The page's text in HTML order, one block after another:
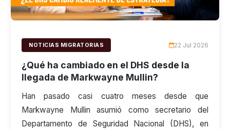
NOTICIAS MIGRATORIAS 22 Jul 2026
¿Qué ha cambiado en el DHS desde la
llegada de Markwayne Mullin?
Han pasado casi cuatro meses desde que
Markwayne Mullin asumió como secretario del
Departamento de Seguridad Nacional (DHS), en